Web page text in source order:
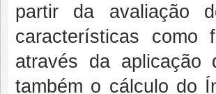
partir da avaliação
características como
através da aplicação
também o cálculo do